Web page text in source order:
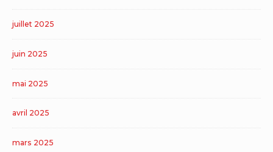
juillet 2025
juin 2025
mai 2025
avril 2025
mars 2025